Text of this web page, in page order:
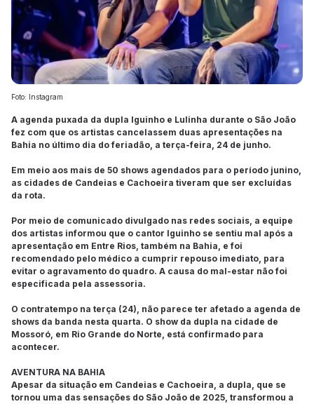
Foto: Instagram
A agenda puxada da dupla Iguinho e Lulinha durante o São João
fez com que os artistas cancelassem duas apresentações na
Bahia no último dia do feriadão, a terça-feira, 24 de junho.
Em meio aos mais de 50 shows agendados para o período junino,
as cidades de Candeias e Cachoeira tiveram que ser excluídas
da rota.
Por meio de comunicado divulgado nas redes sociais, a equipe
dos artistas informou que o cantor Iguinho se sentiu mal após a
apresentação em Entre Rios, também na Bahia, e foi
recomendado pelo médico a cumprir repouso imediato, para
evitar o agravamento do quadro. A causa do mal-estar não foi
especificada pela assessoria.
O contratempo na terça (24), não parece ter afetado a agenda de
shows da banda nesta quarta. O show da dupla na cidade de
Mossoró, em Rio Grande do Norte, está confirmado para
acontecer.
AVENTURA NA BAHIA
Apesar da situação em Candeias e Cachoeira, a dupla, que se
tornou uma das sensações do São João de 2025, transformou a